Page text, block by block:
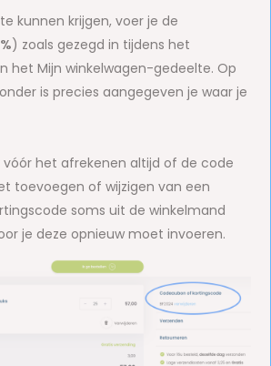
kunnen krijgen, voer je de
) zoals gezegd in tijdens het
het Mijn winkelwagen-gedeelte. Op
is precies aangegeven je waar je
het afrekenen altijd of de code
toevoegen of wijzigen van een
soms uit de winkelmand
je deze opnieuw moet invoeren.